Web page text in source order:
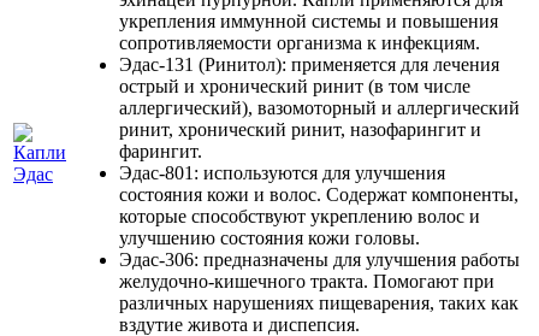
укрепления иммунной системы и повышения
сопротивляемости организма к инфекциям.
Эдас-131 (Ринитол): применяется для лечения
острый и хронический ринит (в том числе
аллергический), вазомоторный и аллергический
ринит, хронический ринит, назофарингит и
фарингит.
Эдас-801: используются для улучшения
состояния кожи и волос. Содержат компоненты,
которые способствуют укреплению волос и
улучшению состояния кожи головы.
Эдас-306: предназначены для улучшения работы
желудочно-кишечного тракта. Помогают при
различных нарушениях пищеварения, таких как
вздутие живота и диспепсия.